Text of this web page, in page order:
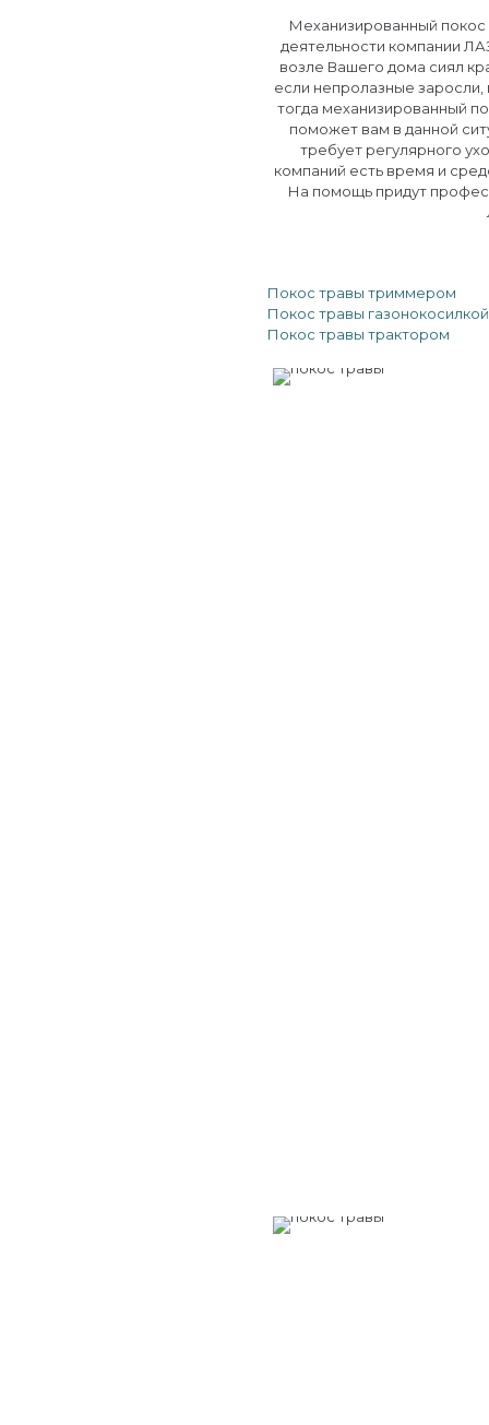
Механизированный
деятельности компании
возле Вашего дома сиял
если непролазные
тогда механизированный
поможет вам в данной
требует регулярного
компаний есть время и
На помощь придут
Покос травы триммером
Покос травы газонокосилкой
Покос травы трактором